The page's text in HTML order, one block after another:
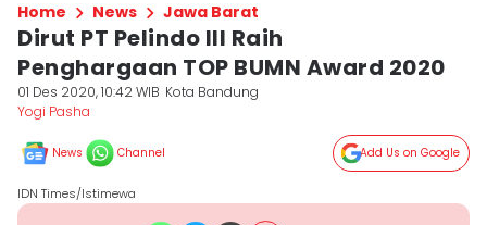
Home News Jawa Barat
Dirut PT Pelindo III Raih
Penghargaan TOP BUMN Award 2020
01 Des 2020, 10:42 WIB Kota Bandung
Yogi Pasha
News Channel Add Us on Google
IDN Times/Istimewa